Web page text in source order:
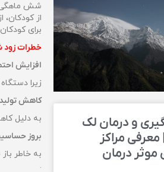
و درمان لک
مراکز
درمان
شش ماهگی
برای
خطرات زود
افزایش
زیرا
کاهش
به دلیل
بروز
به خاطر
‌.